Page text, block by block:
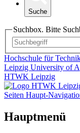
Suche
Suchbox. Bitte
Hochschule für
Leipzig University of
HTWK Leipzig
Seiten Haupt-
Hauptmenü